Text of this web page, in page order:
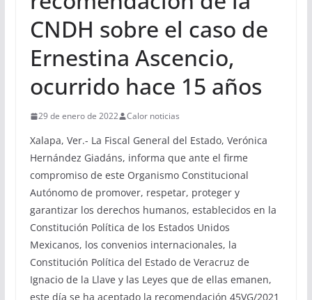
CNDH sobre el caso de
Ernestina Ascencio,
ocurrido hace 15 años
29 de enero de 2022 Calor noticias
Xalapa, Ver.- La Fiscal General del Estado, Verónica
Hernández Giadáns, informa que ante el firme
compromiso de este Organismo Constitucional
Autónomo de promover, respetar, proteger y
garantizar los derechos humanos, establecidos en la
Constitución Política de los Estados Unidos
Mexicanos, los convenios internacionales, la
Constitución Política del Estado de Veracruz de
Ignacio de la Llave y las Leyes que de ellas emanen,
este día se ha aceptado la recomendación 45VG/2021